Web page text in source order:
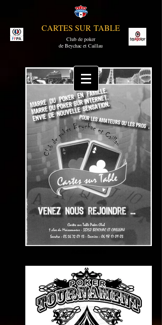
Club de poker
de Beychac et Caillau
CARTES SUR TABLE